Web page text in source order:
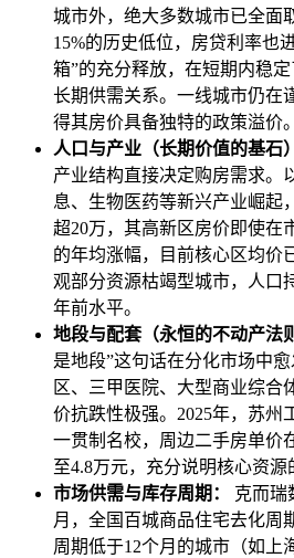
城市外，绝大多数城市已全面
15%的历史低位，房贷利率也
箱”的充分释放，在短期内稳
长期供需关系。一线城市仍在
得其房价具备独特的政策溢价。
人口与产业（长期价值的基石
产业结构直接决定购房需求。
息、生物医药等新兴产业崛起
超20万，其高新区房价即使在
的年均涨幅，目前核心区均价
观部分资源枯竭型城市，人口
年前水平。
地段与配套（永恒的不动产法
是地段”这句话在分化市场中
区、三甲医院、大型商业综合
价抗跌性极强。2025年，苏州
一贯制名校，周边二手房单价
至4.8万元，充分说明核心资源
市场供需与库存周期：
克而瑞
月，全国百城商品住宅去化周
周期低于12个月的城市（如上